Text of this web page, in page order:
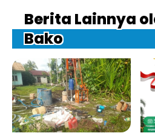
Berita Lainnya
Bako